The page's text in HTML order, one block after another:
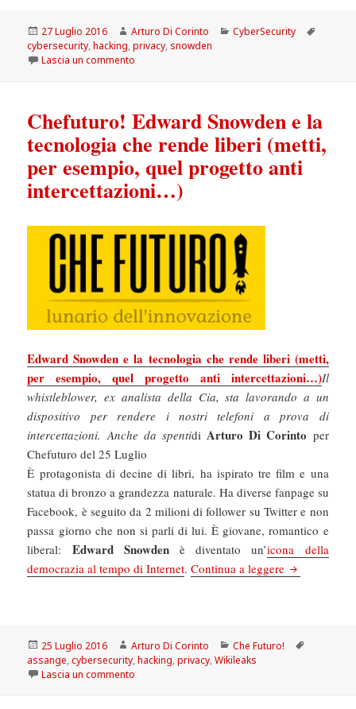
Scritto
il
27 Luglio 2016 Autore
Arturo Di Corinto Categorie
CyberSecurity
cybersecurity,hacking,privacy, snowden
Lascia un commento
Chefuturo! Edward Snowden e la
tecnologia che rende liberi (metti,
per esempio, quel progetto anti
intercettazioni…)
Edward Snowden e la tecnologia che rende liberi (metti,
per esempio, quel progetto anti intercettazioni…)Il
whistleblower, ex analista della Cia, sta lavorando a un
dispositivo per rendere i nostri telefoni a prova di
intercettazioni. Anche da spentidiArturo Di Corinto per
Chefuturo del 25 Luglio
È protagonista di decine di libri, ha ispirato tre film e una
statua di bronzo a grandezza naturale. Ha diverse fanpage su
Facebook, è seguito da 2 milioni di follower su Twitter e non
passa giorno che non si parli di lui. È giovane, romantico e
liberal: Edward Snowdenè diventato un’icona della
democrazia al tempo di Internet.Continua a leggere Chefuturo!
Scritto
il
25 Luglio 2016 Autore
Arturo Di Corinto Categorie
Che Futuro!
assange ,cybersecurity ,hacking ,privacy ,Wikileaks
Lascia un commento